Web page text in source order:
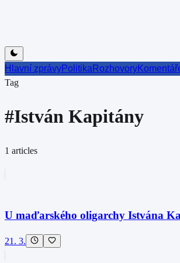
Hlavní zprávyPolitika Rozhovory
Tag
#István Kapitány
1 articles
U maďarského oligarchy Istvána
21. 3.